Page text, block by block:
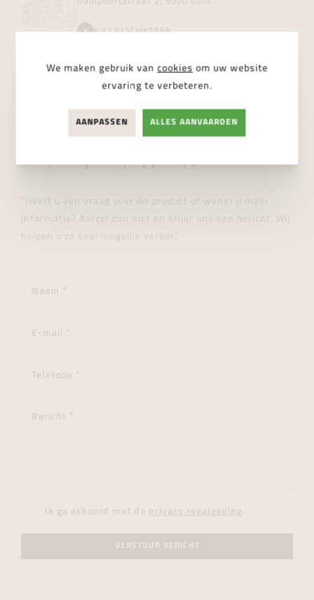
Dampoortstraat 2, 9000 Gent
NIET BESCHIKBAAR
STUUR ONS EEN BERICHT
Wij helpen je graag verder!
"Heeft u een vraag over dit product of wenst u meer
informatie? Aarzel dan niet en stuur ons een bericht. Wij
helpen u zo snel mogelijk verder."
Ik ga akkoord met de privacy regelgeving
VERSTUUR BERICHT
We maken gebruik van cookies om uw website
ervaring te verbeteren.
AANPASSEN ALLES AANVAARDEN